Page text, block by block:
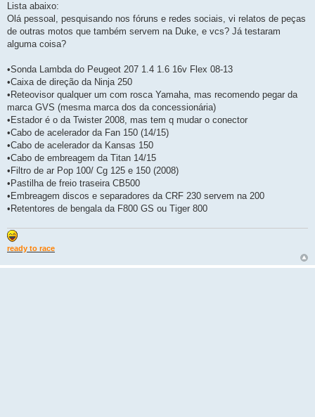
n
s
g
e
Lista abaixo:
Olá pessoal, pesquisando nos fóruns e redes sociais, vi relatos de peças
de outras motos que também servem na Duke, e vcs? Já testaram
alguma coisa?
•Sonda Lambda do Peugeot 207 1.4 1.6 16v Flex 08-13
•Caixa de direção da Ninja 250
•Reteovisor qualquer um com rosca Yamaha, mas recomendo pegar da
marca GVS (mesma marca dos da concessionária)
•Estador é o da Twister 2008, mas tem q mudar o conector
•Cabo de acelerador da Fan 150 (14/15)
•Cabo de acelerador da Kansas 150
•Cabo de embreagem da Titan 14/15
•Filtro de ar Pop 100/ Cg 125 e 150 (2008)
•Pastilha de freio traseira CB500
•Embreagem discos e separadores da CRF 230 servem na 200
•Retentores de bengala da F800 GS ou Tiger 800
ready to race